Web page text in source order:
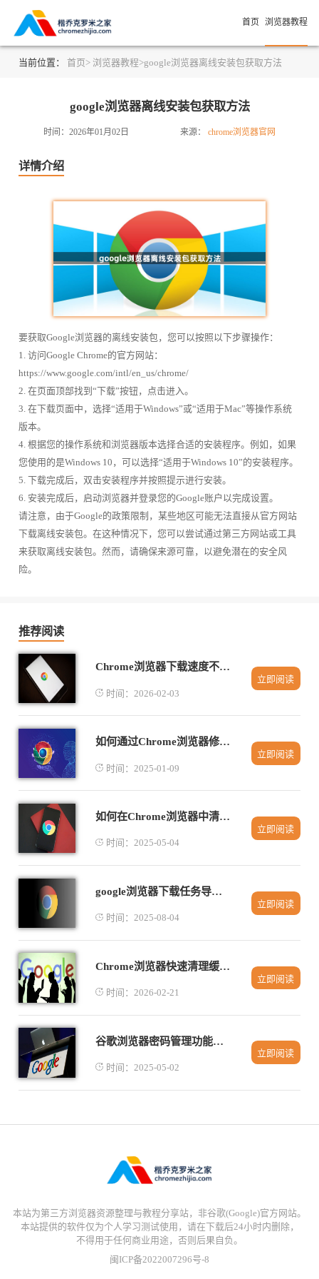
首页 浏览器教程
当前位置： 首页> 浏览器教程>google浏览器离线安装包获取方法
google浏览器离线安装包获取方法
时间：2026年01月02日 来源： chrome浏览器官网
详情介绍
要获取Google浏览器的离线安装包，您可以按照以下步骤操作：
1. 访问Google Chrome的官方网站：
https://www.google.com/intl/en_us/chrome/
2. 在页面顶部找到“下载”按钮，点击进入。
3. 在下载页面中，选择“适用于Windows”或“适用于Mac”等操作系统
版本。
4. 根据您的操作系统和浏览器版本选择合适的安装程序。例如，如果
您使用的是Windows 10，可以选择“适用于Windows 10”的安装程序。
5. 下载完成后，双击安装程序并按照提示进行安装。
6. 安装完成后，启动浏览器并登录您的Google账户以完成设置。
请注意，由于Google的政策限制，某些地区可能无法直接从官方网站
下载离线安装包。在这种情况下，您可以尝试通过第三方网站或工具
来获取离线安装包。然而，请确保来源可靠，以避免潜在的安全风
险。
推荐阅读
Chrome浏览器下载速度不稳定的网络排障指南
时间：2026-02-03
立即阅读
如何通过Chrome浏览器修改启动时显示的主页设置
时间：2025-01-09
立即阅读
如何在Chrome浏览器中清理缓存提升加载速度
时间：2025-05-04
立即阅读
google浏览器下载任务导出导入实用技巧
时间：2025-08-04
立即阅读
Chrome浏览器快速清理缓存教程
时间：2026-02-21
立即阅读
谷歌浏览器密码管理功能使用教程
时间：2025-05-02
立即阅读
本站为第三方浏览器资源整理与教程分享站，非谷歌(Google)官方网站。
本站提供的软件仅为个人学习测试使用，请在下载后24小时内删除，
不得用于任何商业用途，否则后果自负。
闽ICP备2022007296号-8